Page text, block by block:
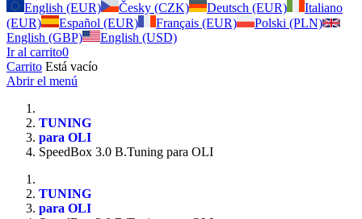
English (EUR)
Česky (CZK) Deutsch (EUR)
Italiano
(EUR)
Español (EUR) Français (EUR)
Polski (PLN)
English (GBP)
English (USD)
Ir al carrito0
Carrito Está vacío
Abrir el menú
TUNING
para OLI
SpeedBox 3.0 B.Tuning para OLI
TUNING
para OLI